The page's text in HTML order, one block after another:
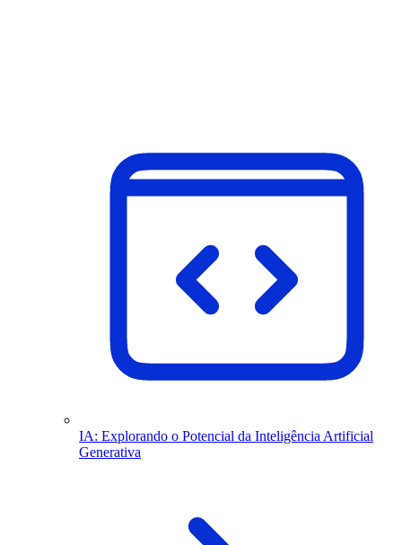
IA: Explorando o Potencial da Inteligência Artificial
Generativa